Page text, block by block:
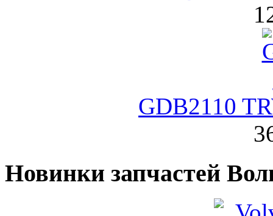
GDB2110
Новинки запчастей